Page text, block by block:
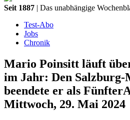
Seit 1887 | Das unabhängige
Test-Abo
Jobs
Chronik
Mario Poinsitt läuft
im Jahr: Den Salzburg-
beendete er als Fünfter
Mittwoch, 29. Mai 2024